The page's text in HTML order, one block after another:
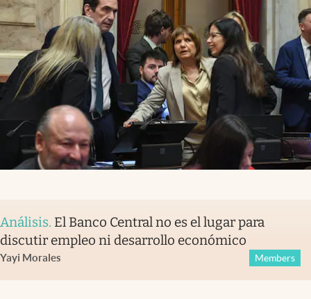
Análisis. El Banco Central no es el lugar para
discutir empleo ni desarrollo económico
Yayi Morales Members